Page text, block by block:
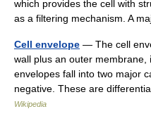
which provides the cell with
as a filtering mechanism. A
Cell envelope — The cell
wall plus an outer
envelopes fall into two major
negative. These are
Wikipedia